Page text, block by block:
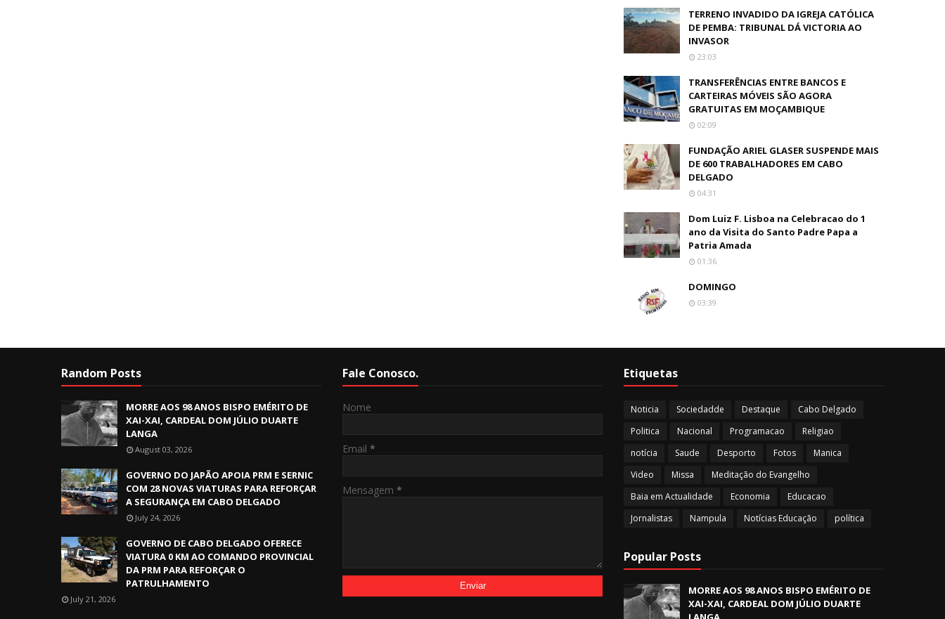
TERRENO INVADIDO DA IGREJA CATÓLICA
DE PEMBA: TRIBUNAL DÁ VICTORIA AO
INVASOR
23:03
TRANSFERÊNCIAS ENTRE BANCOS E
CARTEIRAS MÓVEIS SÃO AGORA
GRATUITAS EM MOÇAMBIQUE
02:09
FUNDAÇÃO ARIEL GLASER SUSPENDE MAIS
DE 600 TRABALHADORES EM CABO
DELGADO
04:31
Dom Luiz F. Lisboa na Celebracao do 1
ano da Visita do Santo Padre Papa a
Patria Amada
01:36
DOMINGO
03:39
Random Posts
MORRE AOS 98 ANOS BISPO EMÉRITO DE
XAI-XAI, CARDEAL DOM JÚLIO DUARTE
LANGA
August 03, 2026
GOVERNO DO JAPÃO APOIA PRM E SERNIC
COM 28 NOVAS VIATURAS PARA REFORÇAR
A SEGURANÇA EM CABO DELGADO
July 24, 2026
GOVERNO DE CABO DELGADO OFERECE
VIATURA 0 KM AO COMANDO PROVINCIAL
DA PRM PARA REFORÇAR O
PATRULHAMENTO
July 21, 2026
Fale Conosco.
Nome
Email *
Mensagem *
Etiquetas
Noticia Sociedadde Destaque
Cabo Delgado
Politica
Nacional Programacao
Religiao
notícia
Saude Desporto Fotos
Manica
Video
Missa
Meditação do Evangelho
Baia em Actualidade
Economia
Educacao
Jornalistas
Nampula Notícias Educação política
Popular Posts
MORRE AOS 98 ANOS BISPO EMÉRITO DE
XAI-XAI, CARDEAL DOM JÚLIO DUARTE